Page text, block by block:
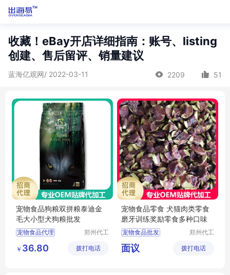
收藏！eBay开店详细指南：账号、listing
创建、售后留评、销量建议
蓝海亿观网/ 2022-03-11 2209 51
宠物食品狗粮双拼粮泰迪金
毛大小型犬狗粮批发
宠物食品代理
宠物食品加工
郑州代工
技有限公
￥ 36.80 拨打电话
宠物食品零食 犬猫肉类零食
磨牙训练奖励零食多种口味
宠物食品批发
宠物食品定制
宠物食品招商
郑州代工
技有限公
面议 拨打电话